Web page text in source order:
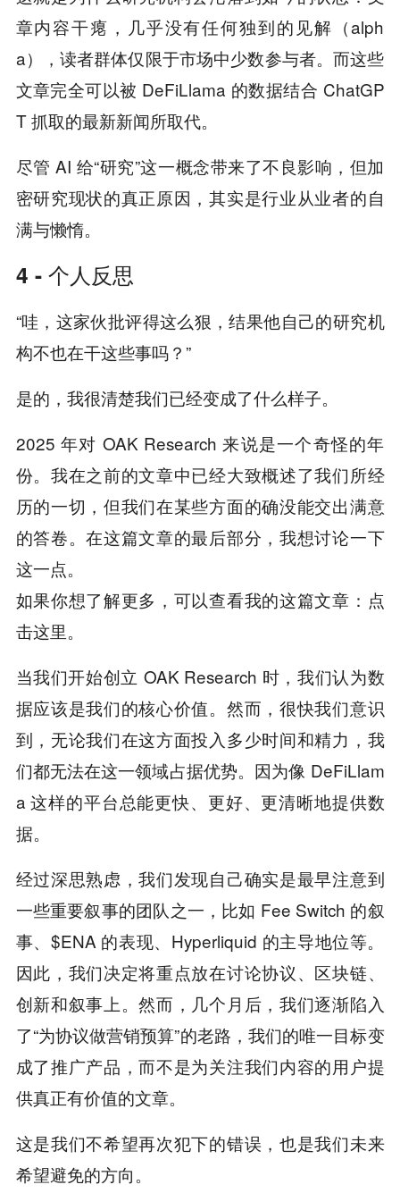
章内容干瘪，几乎没有任何独到的见解（alph
a），读者群体仅限于市场中少数参与者。而这些
文章完全可以被 DeFiLlama 的数据结合 ChatGP
T 抓取的最新新闻所取代。
尽管 AI 给“研究”这一概念带来了不良影响，但加
密研究现状的真正原因，其实是行业从业者的自
满与懒惰。
4 - 个人反思
“哇，这家伙批评得这么狠，结果他自己的研究机
构不也在干这些事吗？”
是的，我很清楚我们已经变成了什么样子。
2025 年对 OAK Research 来说是一个奇怪的年
份。我在之前的文章中已经大致概述了我们所经
历的一切，但我们在某些方面的确没能交出满意
的答卷。在这篇文章的最后部分，我想讨论一下
这一点。
如果你想了解更多，可以查看我的这篇文章：点
击这里。
当我们开始创立 OAK Research 时，我们认为数
据应该是我们的核心价值。然而，很快我们意识
到，无论我们在这方面投入多少时间和精力，我
们都无法在这一领域占据优势。因为像 DeFiLlam
a 这样的平台总能更快、更好、更清晰地提供数
据。
经过深思熟虑，我们发现自己确实是最早注意到
一些重要叙事的团队之一，比如 Fee Switch 的叙
事、$ENA 的表现、Hyperliquid 的主导地位等。
因此，我们决定将重点放在讨论协议、区块链、
创新和叙事上。然而，几个月后，我们逐渐陷入
了“为协议做营销预算”的老路，我们的唯一目标变
成了推广产品，而不是为关注我们内容的用户提
供真正有价值的文章。
这是我们不希望再次犯下的错误，也是我们未来
希望避免的方向。